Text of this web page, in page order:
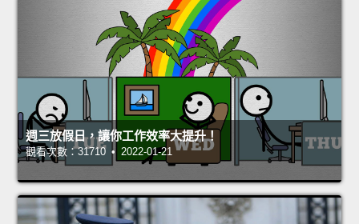
週三放假日，讓你工作效率大提升！
觀看次數：31710 • 2022-01-21